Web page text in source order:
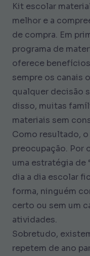
Kit escolar
melhor e a
de compra. Em
programa de
oferece
sempre os canais
qualquer decisão
disso, muitas
materiais sem
Como resultado,
preocupação. Por
uma estratégia de
dia a dia escolar
forma, ninguém
certo ou sem um
atividades.
Sobretudo,
repetem de ano